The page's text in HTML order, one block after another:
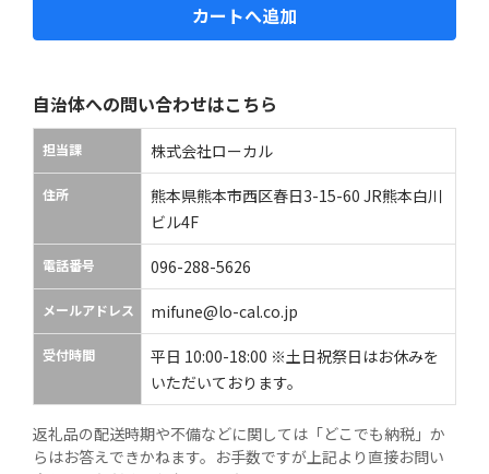
カートへ追加
自治体への問い合わせはこちら
担当課 株式会社ローカル
住所
熊本県熊本市西区春日3-15-60 JR熊本白川
ビル4F
電話番号 096-288-5626
メールアドレス mifune@lo-cal.co.jp
受付時間
平日 10:00-18:00 ※土日祝祭日はお休みを
いただいております。
返礼品の配送時期や不備などに関しては「どこでも納税」か
らはお答えできかねます。お手数ですが上記より直接お問い